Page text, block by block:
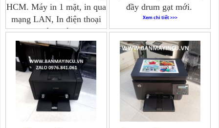
HCM. Máy in 1 mặt, in qua
mạng LAN, In điện thoại
không dây
Xem chi tiết >>>
đầy drum gạt mới.
Xem chi tiết >>>